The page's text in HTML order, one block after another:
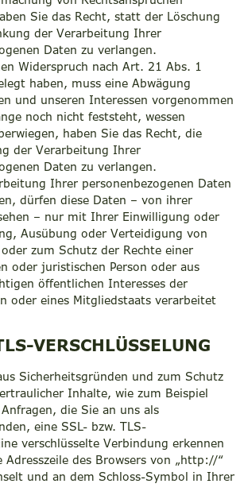
Sie das Recht, statt der Löschung
der Verarbeitung Ihrer
Daten zu verlangen.
Widerspruch nach Art. 21 Abs. 1
haben, muss eine Abwägung
und unseren Interessen vorgenommen
noch nicht feststeht, wessen
haben Sie das Recht, die
der Verarbeitung Ihrer
Daten zu verlangen.
Ihrer personenbezogenen Daten
dürfen diese Daten – von ihrer
– nur mit Ihrer Einwilligung oder
Ausübung oder Verteidigung von
zum Schutz der Rechte einer
oder juristischen Person oder aus
öffentlichen Interesses der
oder eines Mitgliedstaats verarbeitet
VERSCHLÜSSELUNG
Sicherheitsgründen und zum Schutz
Inhalte, wie zum Beispiel
die Sie an uns als
eine SSL- bzw. TLS-
verschlüsselte Verbindung erkennen
Adresszeile des Browsers von „http://“
und an dem Schloss-Symbol in Ihrer